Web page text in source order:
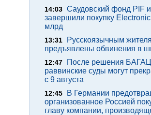
14:03 Саудовский фонд PIF
завершили покупку
млрд
13:31
Русскоязычным
предъявлены обвинения в
12:47
После решения
раввинские суды могут
с 9 августа
12:45
В Германии
организованное Россией
главу компании,